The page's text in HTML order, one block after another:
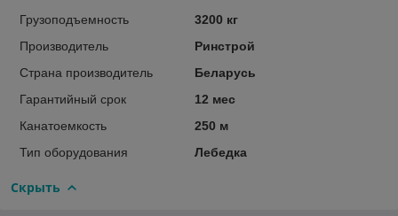
Грузоподъемность
3200 кг
Производитель
Ринстрой
Страна производитель
Беларусь
Гарантийный срок
12 мес
Канатоемкость
250 м
Тип оборудования
Лебедка
Скрыть